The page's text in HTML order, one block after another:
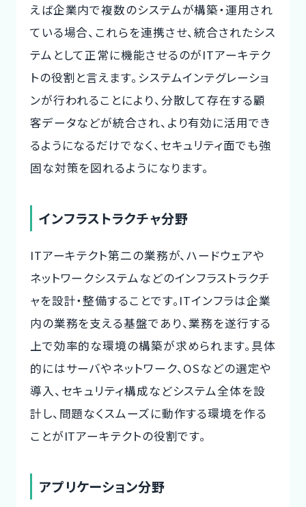
えば企業内で複数のシステムが構築・運用され
ている場合、これらを連携させ、統合されたシス
テムとして正常に機能させるのがITアーキテク
トの役割と言えます。システムインテグレーショ
ンが行われることにより、分散して存在する顧
客データなどが統合され、より有効に活用でき
るようになるだけでなく、セキュリティ面でも強
固な対策を図れるようになります。
インフラストラクチャ分野
ITアーキテクト第二の業務が、ハードウェアや
ネットワークシステムなどのインフラストラクチ
ャを設計・整備することです。ITインフラは企業
内の業務を支える基盤であり、業務を遂行する
上で効率的な環境の構築が求められます。具体
的にはサーバやネットワーク、OSなどの選定や
導入、セキュリティ構成などシステム全体を設
計し、問題なくスムーズに動作する環境を作る
ことがITアーキテクトの役割です。
アプリケーション分野